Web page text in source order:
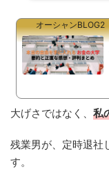
オーシャンBLOG2
大げさではなく、 私
残業男が、定時退社
す。